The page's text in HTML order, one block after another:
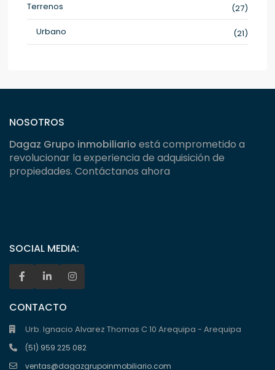
Terrenos
(27)
Urbano
(21)
NOSOTROS
Dagaz Grupo inmobiliario está comprometido a
revolucionar la experiencia de adquisición de
propiedades. Contáctanos ahora
SOCIAL MEDIA:
CONTACTO
Urb. Ignacio Alvarez Thomas C 10 Arequipa - Arequipa
(51) 959 225 082
ventas@dagazgrupoinmobiliario.com